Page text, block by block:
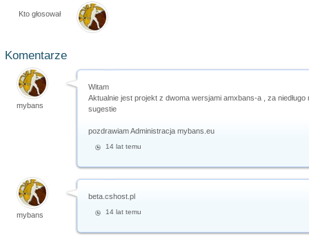
Kto głosował
Komentarze
mybans
Witam
Aktualnie jest projekt z dwoma wersjami amxbans-a , za
sugestie
pozdrawiam Administracja mybans.eu
14 lat temu
mybans
beta.cshost.pl
14 lat temu